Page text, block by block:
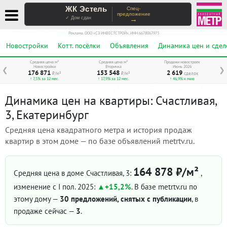
ЖК Эстель
✓ Дом сдан
Спец-
предложение
→
Реклама. ООО «СЗ ИНВЕСТСТРОЙ», ИНН 6678067973
Новостройки Котт. посёлки Объявления Динамика цен и
❮ ❯
Средняя цена м²
Новостройки
176 871 ₽/м²
↑ 7,5% за 12 мес.
Средняя цена м²
Вторичка
153 548 ₽/м²
↑ 17,9% за 12 мес.
Продажи новостроек
Июнь 2026
2 619 сделок
↑ 46,9% к маю
Динамика цен на квартиры: Счастливая,
3, Екатеринбург
Средняя цена квадратного метра и история продаж
квартир в этом доме — по базе объявлений metrtv.ru.
Средняя цена в доме Счастливая, 3: 164 878 ₽/м² ,
изменение с I пол. 2025:
+15,2%. В базе metrtv.ru по
этому дому — 30 предложений, снятых с публикации, в
продаже сейчас — 3.